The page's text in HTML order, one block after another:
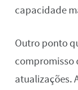
capacidade
Outro ponto
compromisso
atualizações.